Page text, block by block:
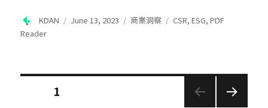
Author
KDAN
Posted
June 13, 2023 Categories
商業洞察 Tags
CSR,ESG,PDF
Reader
Posts
pagination
1